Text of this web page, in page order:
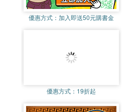
優惠方式： 加入即送50元購書金
優惠方式： 19折起